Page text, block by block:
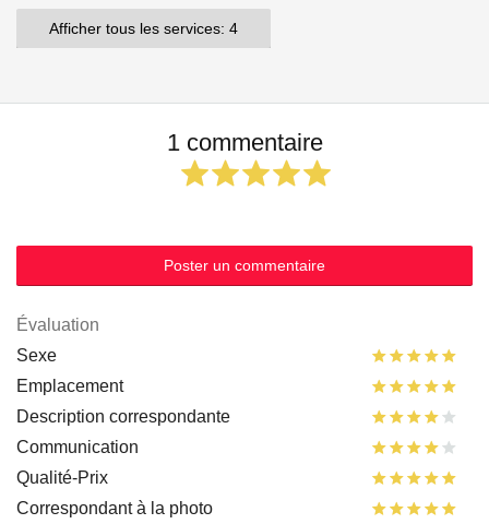
Afficher tous les services: 4
1 commentaire
Poster un commentaire
Évaluation
Sexe
Emplacement
Description correspondante
Communication
Qualité-Prix
Correspondant à la photo